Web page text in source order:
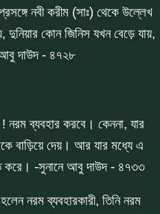
নবী করীম (সাঃ) থেকে উল্লেখ
দুনিয়ার কোন জিনিস যখন বেড়ে যায়,
আবু দাউদ - ৪৭২৮
বাড়িয়ে দেয়। আর যার মধ্যে এ
করে। -সুনানে আবু দাউদ - ৪৭৩৩
নরম ব্যবহারকারী, তিনি নরম